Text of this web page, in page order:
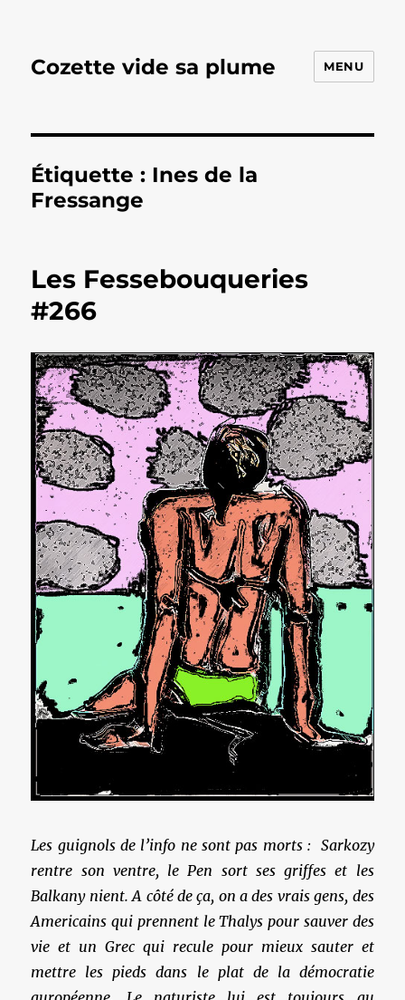
Cozette vide sa plume MENU
Étiquette : Ines de la
Fressange
Les Fessebouqueries
#266
Les guignols de l’info ne sont pas morts : Sarkozy
rentre son ventre, le Pen sort ses griffes et les
Balkany nient. A côté de ça, on a des vrais gens, des
Americains qui prennent le Thalys pour sauver des
vie et un Grec qui recule pour mieux sauter et
mettre les pieds dans le plat de la démocratie